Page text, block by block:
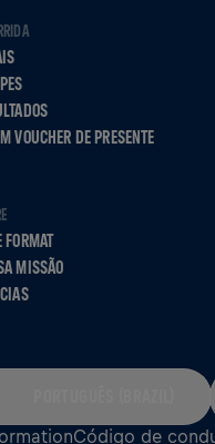
VOUCHER DE PRESENTE
FORMAT
MISSÃO
Código de